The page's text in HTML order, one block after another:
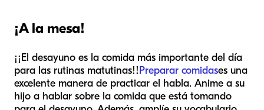
¡A la mesa!
¡¡El desayuno es la comida más importante del día
para las rutinas matutinas!! Preparar comidases una
excelente manera de practicar el habla. Anime a su
hijo a hablar sobre la comida que está tomando